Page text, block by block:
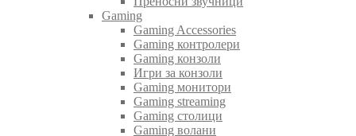
Gaming
Gaming Accessories
Gaming контролери
Gaming конзоли
Игри за конзоли
Gaming монитори
Gaming streaming
Gaming столици
Gaming волани